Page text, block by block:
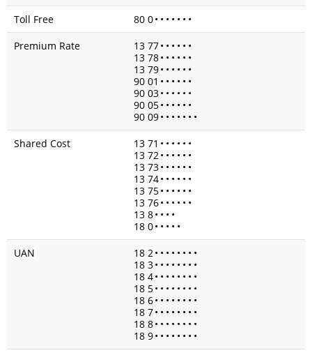
Toll Free
80 0• • • • • • •
Premium Rate
13 77• • • • • •
13 78• • • • • •
13 79• • • • • •
90 01 • • • • • •
90 03• • • • • •
90 05• • • • • •
90 09• • • • • • •
Shared Cost
13 71 • • • • • •
13 72• • • • • •
13 73• • • • • •
13 74• • • • • •
13 75• • • • • •
13 76• • • • • •
13 8• • • •
18 0• • • • •
UAN
18 2• • • • • • • •
18 3• • • • • • • •
18 4• • • • • • • •
18 5• • • • • • • •
18 6• • • • • • • •
18 7• • • • • • • •
18 8• • • • • • • •
18 9• • • • • • • •